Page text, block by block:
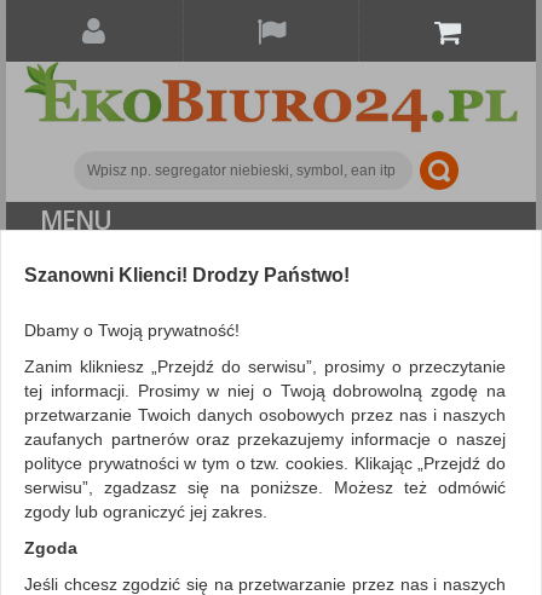
MENU
Artykuły do pisania i korygowania
(linia), niebieski
Szanowni Klienci! Drodzy Państwo!
Dbamy o Twoją prywatność!
Zanim klikniesz „Przejdź do serwisu”, prosimy o przeczytanie
tej informacji. Prosimy w niej o Twoją dobrowolną zgodę na
przetwarzanie Twoich danych osobowych przez nas i naszych
zaufanych partnerów oraz przekazujemy informacje o naszej
polityce prywatności w tym o tzw. cookies. Klikając „Przejdź do
serwisu”, zgadzasz się na poniższe. Możesz też odmówić
zgody lub ograniczyć jej zakres.
Zgoda
Jeśli chcesz zgodzić się na przetwarzanie przez nas i naszych